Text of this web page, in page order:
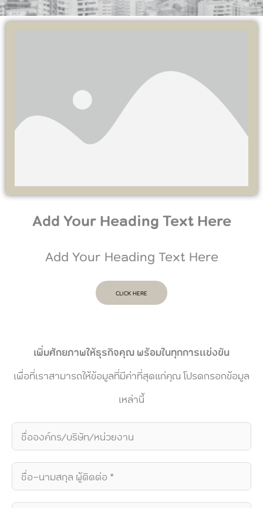
Add Your Heading Text Here
Add Your Heading Text Here
CLICK HERE
เพิ่มศักยภาพให้ธุรกิจคุณ พร้อมในทุกการแข่งขัน
เพื่อที่เราสามารถให้ข้อมูลที่มีค่าที่สุดแก่คุณ โปรดกรอกข้อมูล
เหล่านี้